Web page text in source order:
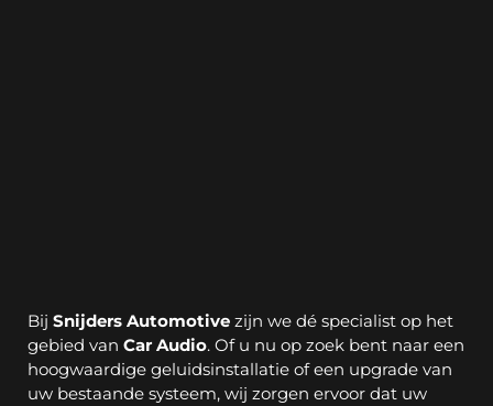
Bij Snijders Automotive zijn we dé specialist op het
gebied van Car Audio. Of u nu op zoek bent naar een
hoogwaardige geluidsinstallatie of een upgrade van
uw bestaande systeem, wij zorgen ervoor dat uw